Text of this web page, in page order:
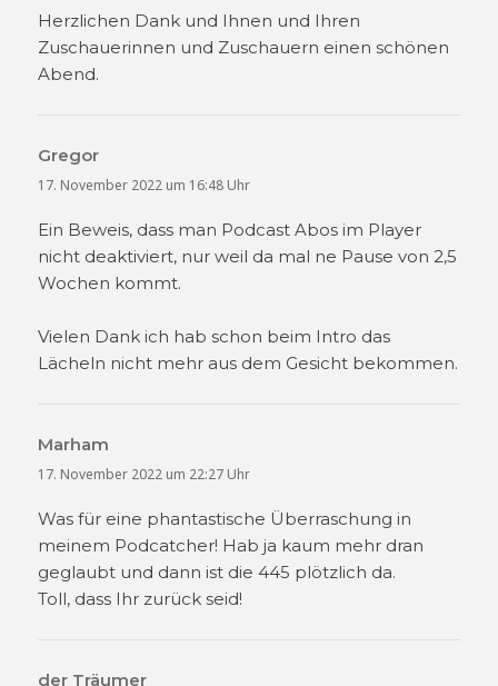
Herzlichen Dank und Ihnen und Ihren
Zuschauerinnen und Zuschauern einen schönen
Abend.
Gregor
17. November 2022 um 16:48 Uhr
Ein Beweis, dass man Podcast Abos im Player
nicht deaktiviert, nur weil da mal ne Pause von 2,5
Wochen kommt.
Vielen Dank ich hab schon beim Intro das
Lächeln nicht mehr aus dem Gesicht bekommen.
Marham
17. November 2022 um 22:27 Uhr
Was für eine phantastische Überraschung in
meinem Podcatcher! Hab ja kaum mehr dran
geglaubt und dann ist die 445 plötzlich da.
Toll, dass Ihr zurück seid!
der Träumer